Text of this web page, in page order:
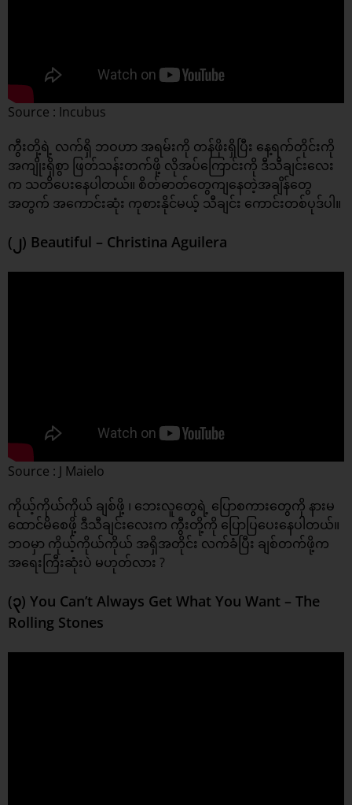
Source : Incubus
ကွီးတို့ရဲ့ လက်ရှိ ဘဝဟာ အရမ်းကို တန်ဖိုးရှိပြီး နေ့ရက်တိုင်းကို
အကျိုးရှိစွာ ဖြတ်သန်းတက်ဖို့ လိုအပ်ကြောင်းကို ဒီသီချင်းလေး
က သတိပေးနေပါတယ်။ စိတ်ဓာတ်တွေကျနေတဲ့အချိန်တွေ
အတွက် အကောင်းဆုံး ကုစားနိုင်မယ့် သီချင်း ကောင်းတစ်ပုဒ်ပါ။
(၂) Beautiful – Christina Aguilera
Source : J Maielo
ကိုယ့်ကိုယ်ကိုယ် ချစ်ဖို့ ၊ ဘေးလူတွေရဲ့ ပြောစကားတွေကို နားမ
ထောင်မိစေဖို့ ဒီသီချင်းလေးက ကွီးတို့ကို ပြောပြပေးနေပါတယ်။
ဘဝမှာ ကိုယ့်ကိုယ်ကိုယ် အရှိအတိုင်း လက်ခံပြီး ချစ်တက်ဖို့က
အရေးကြီးဆုံးပဲ မဟုတ်လား ?
(၃) You Can’t Always Get What You Want – The
Rolling Stones